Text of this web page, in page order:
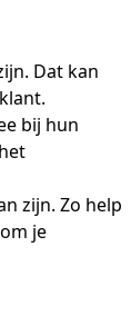
Dat kan
bij hun
zijn. Zo help
je